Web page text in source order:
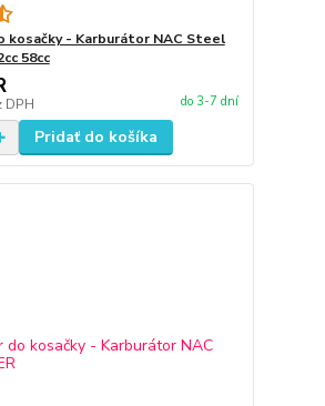
kosačky - Karburátor NAC Steel
58cc
DPH do 3-7 dní
Pridať do košíka